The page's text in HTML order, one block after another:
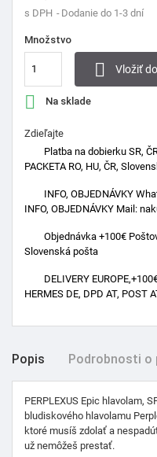
s DPH Dodanie do 1-3 dní
Množstvo
 Vložiť
 Na sklade
Zdieľajte
Platba na dobierku SR,
PACKETA RO, HU, ČR,
INFO, OBJEDNÁVKY
INFO, OBJEDNÁVKY Mail:
Objednávka +100€
Slovenská pošta
DELIVERY
HERMES DE, DPD AT, POST
Popis Podrobnosti o
PERPLEXUS Epic hlavolam,
bludiskového hlavolamu
ktoré musíš zdolať a
už nemôžeš prestať.